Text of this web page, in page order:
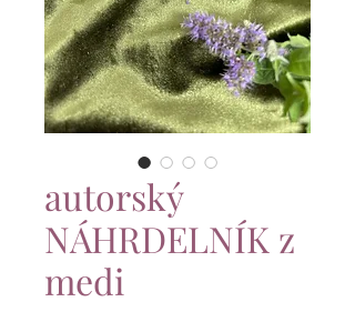
autorský
NÁHRDELNÍK z
medi